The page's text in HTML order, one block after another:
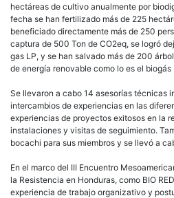
hectáreas de cultivo anualmente por
fecha se han fertilizado más de 225
beneficiado directamente más de 250
captura de 500 Ton de CO2eq, se logró
gas LP, y se han salvado más de 200
de energía renovable como lo es el biogás
Se llevaron a cabo 14 asesorías técnicas
intercambios de experiencias en las
experiencias de proyectos exitosos en la
instalaciones y visitas de seguimiento.
bocachi para sus miembros y se llevó a
En el marco del III Encuentro
la Resistencia en Honduras, como BIO
experiencia de trabajo organizativo y